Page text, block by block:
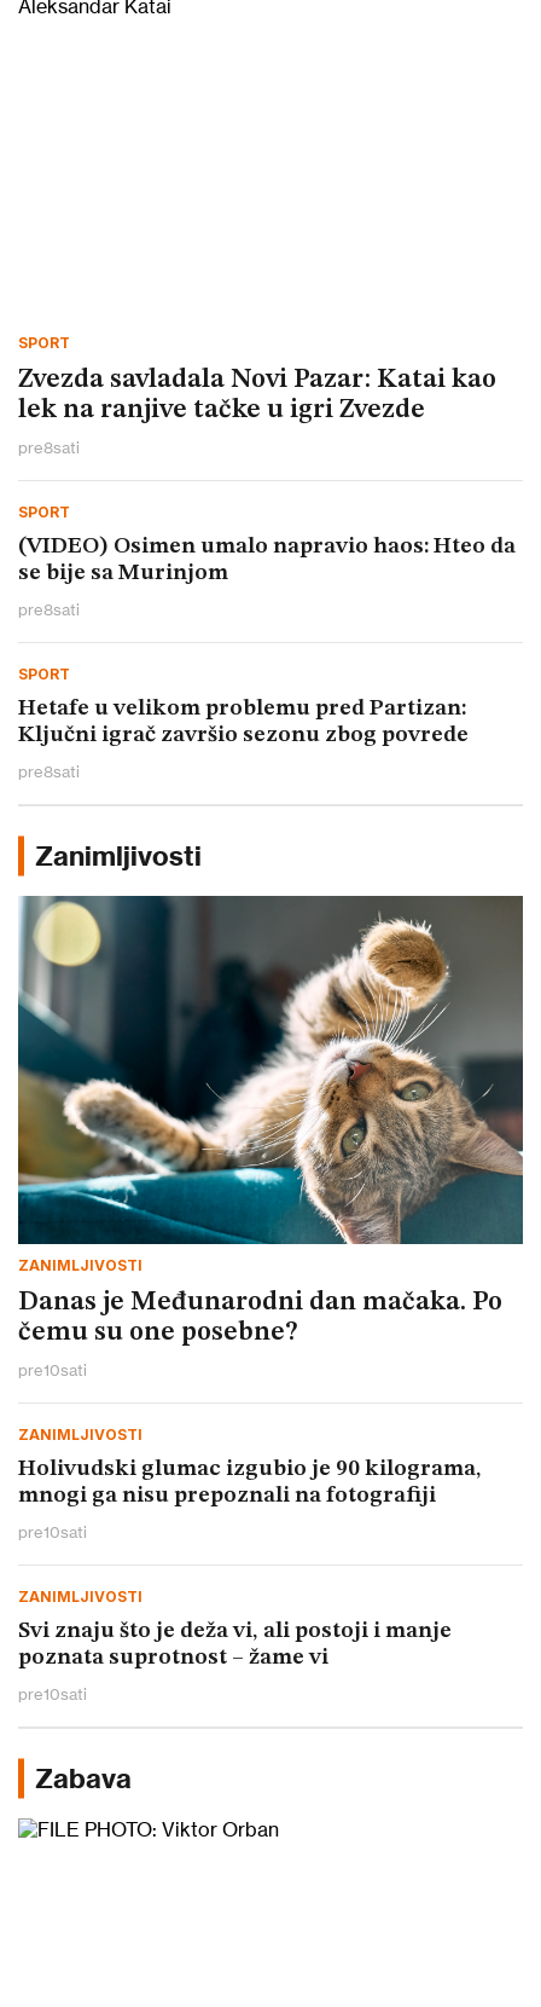
SPORT
Zvezda savladala Novi Pazar: Katai kao
lek na ranjive tačke u igri Zvezde
pre8sati
SPORT
(VIDEO) Osimen umalo napravio haos: Hteo da
se bije sa Murinjom
pre8sati
SPORT
Hetafe u velikom problemu pred Partizan:
Ključni igrač završio sezonu zbog povrede
pre8sati
Zanimljivosti
ZANIMLJIVOSTI
Danas je Međunarodni dan mačaka. Po
čemu su one posebne?
pre10sati
ZANIMLJIVOSTI
Holivudski glumac izgubio je 90 kilograma,
mnogi ga nisu prepoznali na fotografiji
pre10sati
ZANIMLJIVOSTI
Svi znaju što je deža vi, ali postoji i manje
poznata suprotnost – žame vi
pre10sati
Zabava